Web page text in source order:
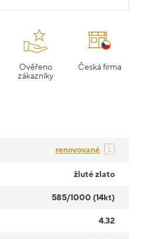
Ověřeno
zákazníky
Česká firma
renovované
žluté zlato
585/1000 (14kt)
4.32